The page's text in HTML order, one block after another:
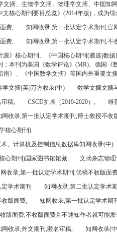
摘、生物学文摘、物理学文摘、中国知
核心期刊要目总览》(2014年版)，成为综
费,
知网收录,第一批认定学术期刊,官
费,
知网收录,第一批认定学术期刊,不
》核心期刊、《中国核心期刊(遴选)数
本刊为美国《数学评论》(MR)、德国
》、《中国数学文摘》等国内外重要文
学文摘(英)万方收录(中) 数学文摘文摘
稿,
CSCD扩展（2019-2020）, 维
网收录,第一批认定学术期刊,博士教授不收
核心期刊)
、计算机及控制信息数据库知网收录(中)
心期刊)国家图书馆馆藏
文摘杂志物
收录,第一批认定学术期刊,优稿不收版面
学术期刊
知网收录,第二批认定学术
版面费,
知网收录,第一批认定学术期
版面费,不收版面费且不通知作者就可能
网收录,外文期刊,匿名审稿,
知网收录(中